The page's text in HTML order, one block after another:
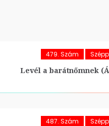
479. Szám
Levél a barátnőmnek
487. Szám